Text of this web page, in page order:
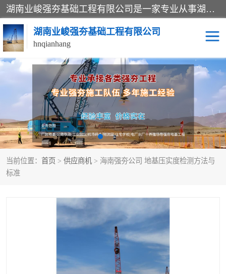
湖南业峻强夯基础工程有限公司是一家专业从事湖南强夯基础工程、强夯机租赁，地基处理的施工单位。业务覆盖：湖南、广东，江西等地。可承接1000KN.m-25000KN.m强夯（置换）工程。公司创始人是国内较早期从事强夯施工的建设者，经过多年的一步一个脚印的发展，在行业内具有较高的度和良好的口碑。
湖南业峻强夯基础工程有限公司
hnqianhang
当前位置： 首页 > 供应商机 > 海南强夯公司 地基压实度检测方法与
标准
强夯施工案例 强夯机租赁
强夯施工工程 强夯施工队伍
强夯队伍